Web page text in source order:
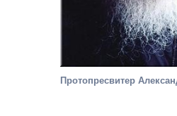
Протопресвитер